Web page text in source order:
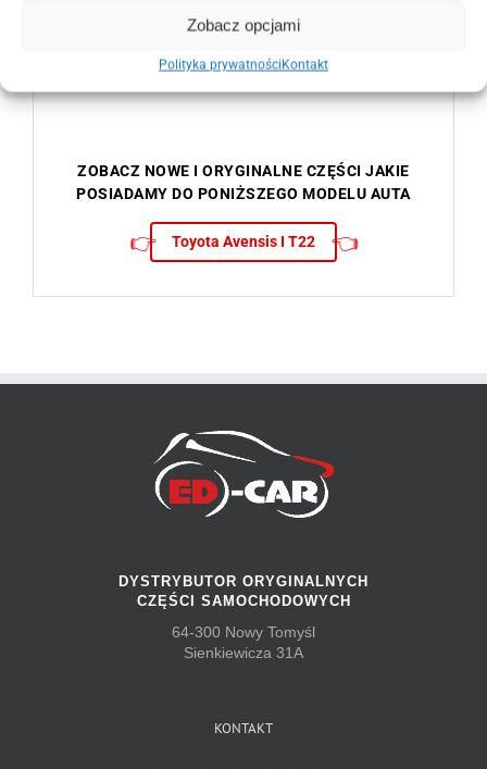
Zobacz opcjami
Polityka prywatnościKontakt
Zachęcamy, aby zobaczyć pozostałe nasze
ogłoszenia, ponieważ posiadamy więcej części do
ZOBACZ NOWE I ORYGINALNE CZĘŚCI JAKIE
POSIADAMY DO PONIŻSZEGO MODELU AUTA
👉 Toyota Avensis I T22 👈
DYSTRYBUTOR ORYGINALNYCH
CZĘŚCI SAMOCHODOWYCH
64-300 Nowy Tomyśl
Sienkiewicza 31A
KONTAKT